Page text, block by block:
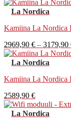
La Nordica
Kamiina La Nordica
2969,90 € – 3179,90
La Nordica
Kamiina La Nordica
2589,90 €
La Nordica